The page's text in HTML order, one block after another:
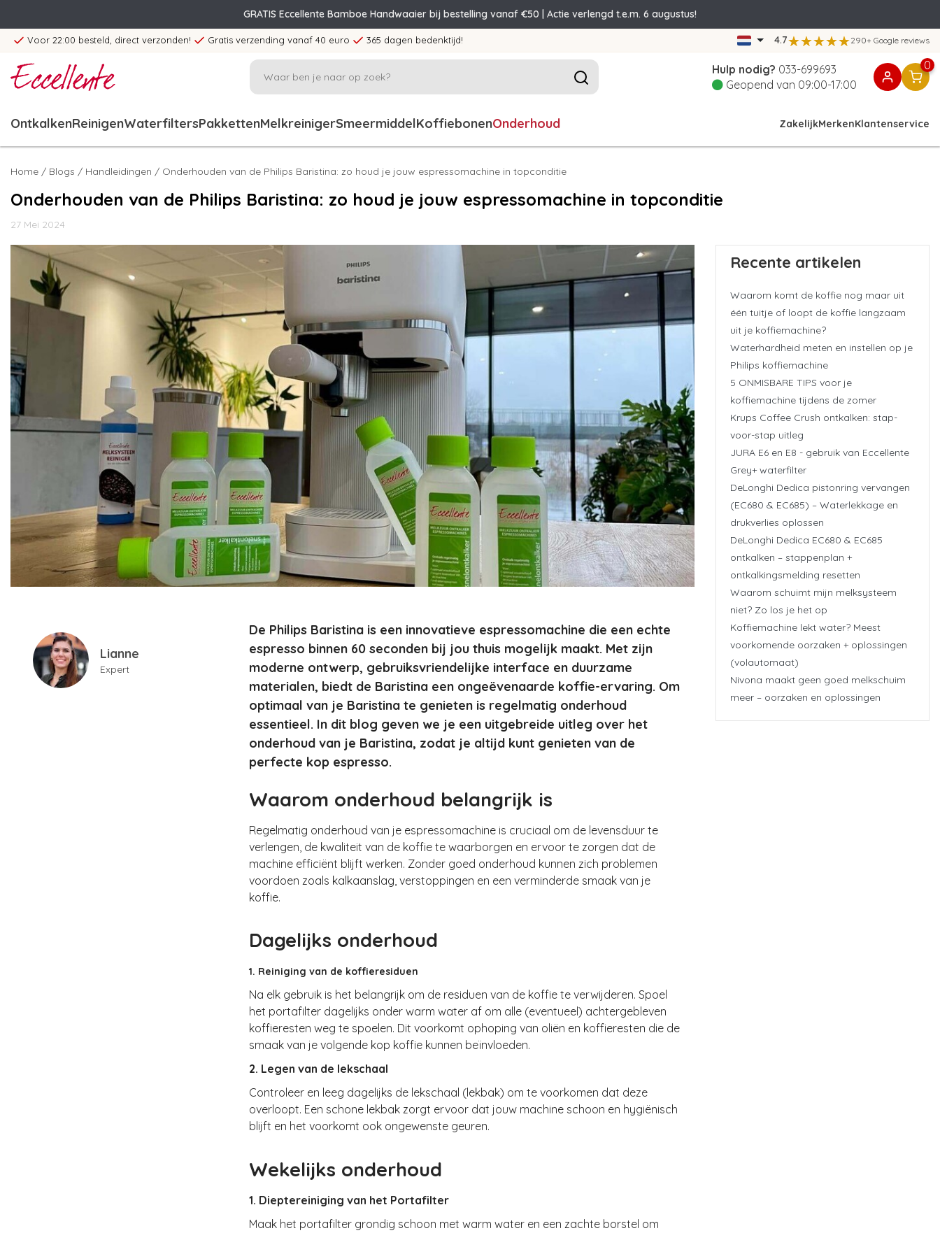
GRATIS Eccellente Bamboe Handwaaier bij bestelling vanaf €50 | Actie verlengd t.e.m. 6 augustus!
Voor 22:00 besteld, direct verzonden! Gratis verzending vanaf 40 euro 365 dagen bedenktijd! 4.7 290+ Google reviews
Hulp nodig? 033-699693
Geopend van 09:00-17:00
0
OntkalkenReinigenWaterfiltersPakkettenMelkreinigerSmeermiddelKoffiebonenOnderhoud ZakelijkMerkenKlantenservice
Home / Blogs / Handleidingen / Onderhouden van de Philips Baristina: zo houd je jouw espressomachine in topconditie
Onderhouden van de Philips Baristina: zo houd je jouw espressomachine in topconditie
27 Mei 2024
Lianne
Expert
De Philips Baristina is een innovatieve espressomachine die een echte
espresso binnen 60 seconden bij jou thuis mogelijk maakt. Met zijn
moderne ontwerp, gebruiksvriendelijke interface en duurzame
materialen, biedt de Baristina een ongeëvenaarde koffie-ervaring. Om
optimaal van je Baristina te genieten is regelmatig onderhoud
essentieel. In dit blog geven we je een uitgebreide uitleg over het
onderhoud van je Baristina, zodat je altijd kunt genieten van de
perfecte kop espresso.
Waarom onderhoud belangrijk is
Regelmatig onderhoud van je espressomachine is cruciaal om de levensduur te
verlengen, de kwaliteit van de koffie te waarborgen en ervoor te zorgen dat de
machine efficiënt blijft werken. Zonder goed onderhoud kunnen zich problemen
voordoen zoals kalkaanslag, verstoppingen en een verminderde smaak van je
koffie.
Dagelijks onderhoud
1. Reiniging van de koffieresiduen
Na elk gebruik is het belangrijk om de residuen van de koffie te verwijderen. Spoel
het portafilter dagelijks onder warm water af om alle (eventueel) achtergebleven
koffieresten weg te spoelen. Dit voorkomt ophoping van oliën en koffieresten die de
smaak van je volgende kop koffie kunnen beïnvloeden.
2. Legen van de lekschaal
Controleer en leeg dagelijks de lekschaal (lekbak) om te voorkomen dat deze
overloopt. Een schone lekbak zorgt ervoor dat jouw machine schoon en hygiënisch
blijft en het voorkomt ook ongewenste geuren.
Wekelijks onderhoud
1. Dieptereiniging van het Portafilter
Maak het portafilter grondig schoon met warm water en een zachte borstel om
Recente artikelen
Waarom komt de koffie nog maar uit
één tuitje of loopt de koffie langzaam
uit je koffiemachine?
Waterhardheid meten en instellen op je
Philips koffiemachine
5 ONMISBARE TIPS voor je
koffiemachine tijdens de zomer
Krups Coffee Crush ontkalken: stap-
voor-stap uitleg
JURA E6 en E8 - gebruik van Eccellente
Grey+ waterfilter
DeLonghi Dedica pistonring vervangen
(EC680 & EC685) – Waterlekkage en
drukverlies oplossen
DeLonghi Dedica EC680 & EC685
ontkalken – stappenplan +
ontkalkingsmelding resetten
Waarom schuimt mijn melksysteem
niet? Zo los je het op
Koffiemachine lekt water? Meest
voorkomende oorzaken + oplossingen
(volautomaat)
Nivona maakt geen goed melkschuim
meer – oorzaken en oplossingen